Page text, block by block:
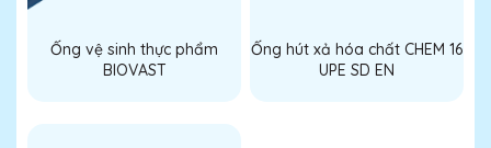
Ống vệ sinh thực phẩm
BIOVAST
Ống hút xả hóa chất CHEM 16
UPE SD EN